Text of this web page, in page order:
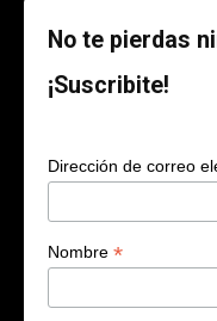
No te pierdas
¡Suscribite!
Dirección de correo
Nombre *